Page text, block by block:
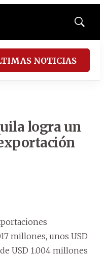
Mostrar
NOTICIAS
logra un
millones, unos USD
USD 1.004 millones